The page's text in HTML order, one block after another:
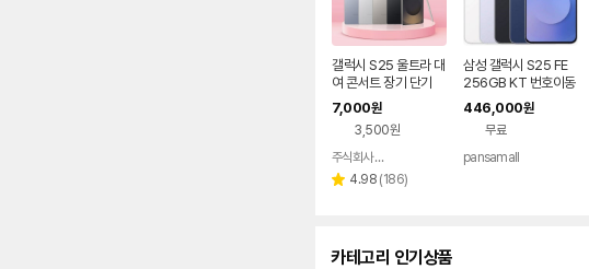
표
입
니
다.
갤럭시 S25 울트라 대
여 콘서트 장기 단기
7,000원
3,500원
페이
주식회사 폰빌리지
별 4.98 리
(186)
삼성 갤럭시 S25 FE
256GB KT 번호이동
공시지원 완납
446,000원
무료
pansamall
카테고리 인기상품